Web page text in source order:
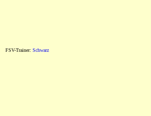
FSV-Trainer: Schwarz